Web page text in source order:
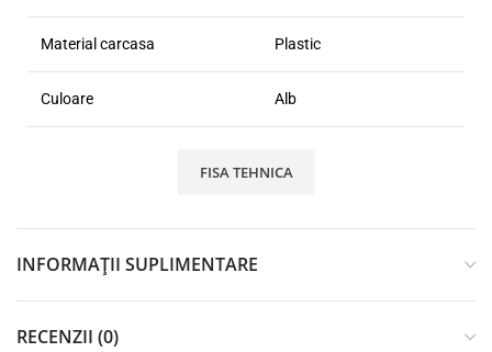
Material carcasa Plastic
Culoare Alb
FISA TEHNICA
INFORMAȚII SUPLIMENTARE
RECENZII (0)